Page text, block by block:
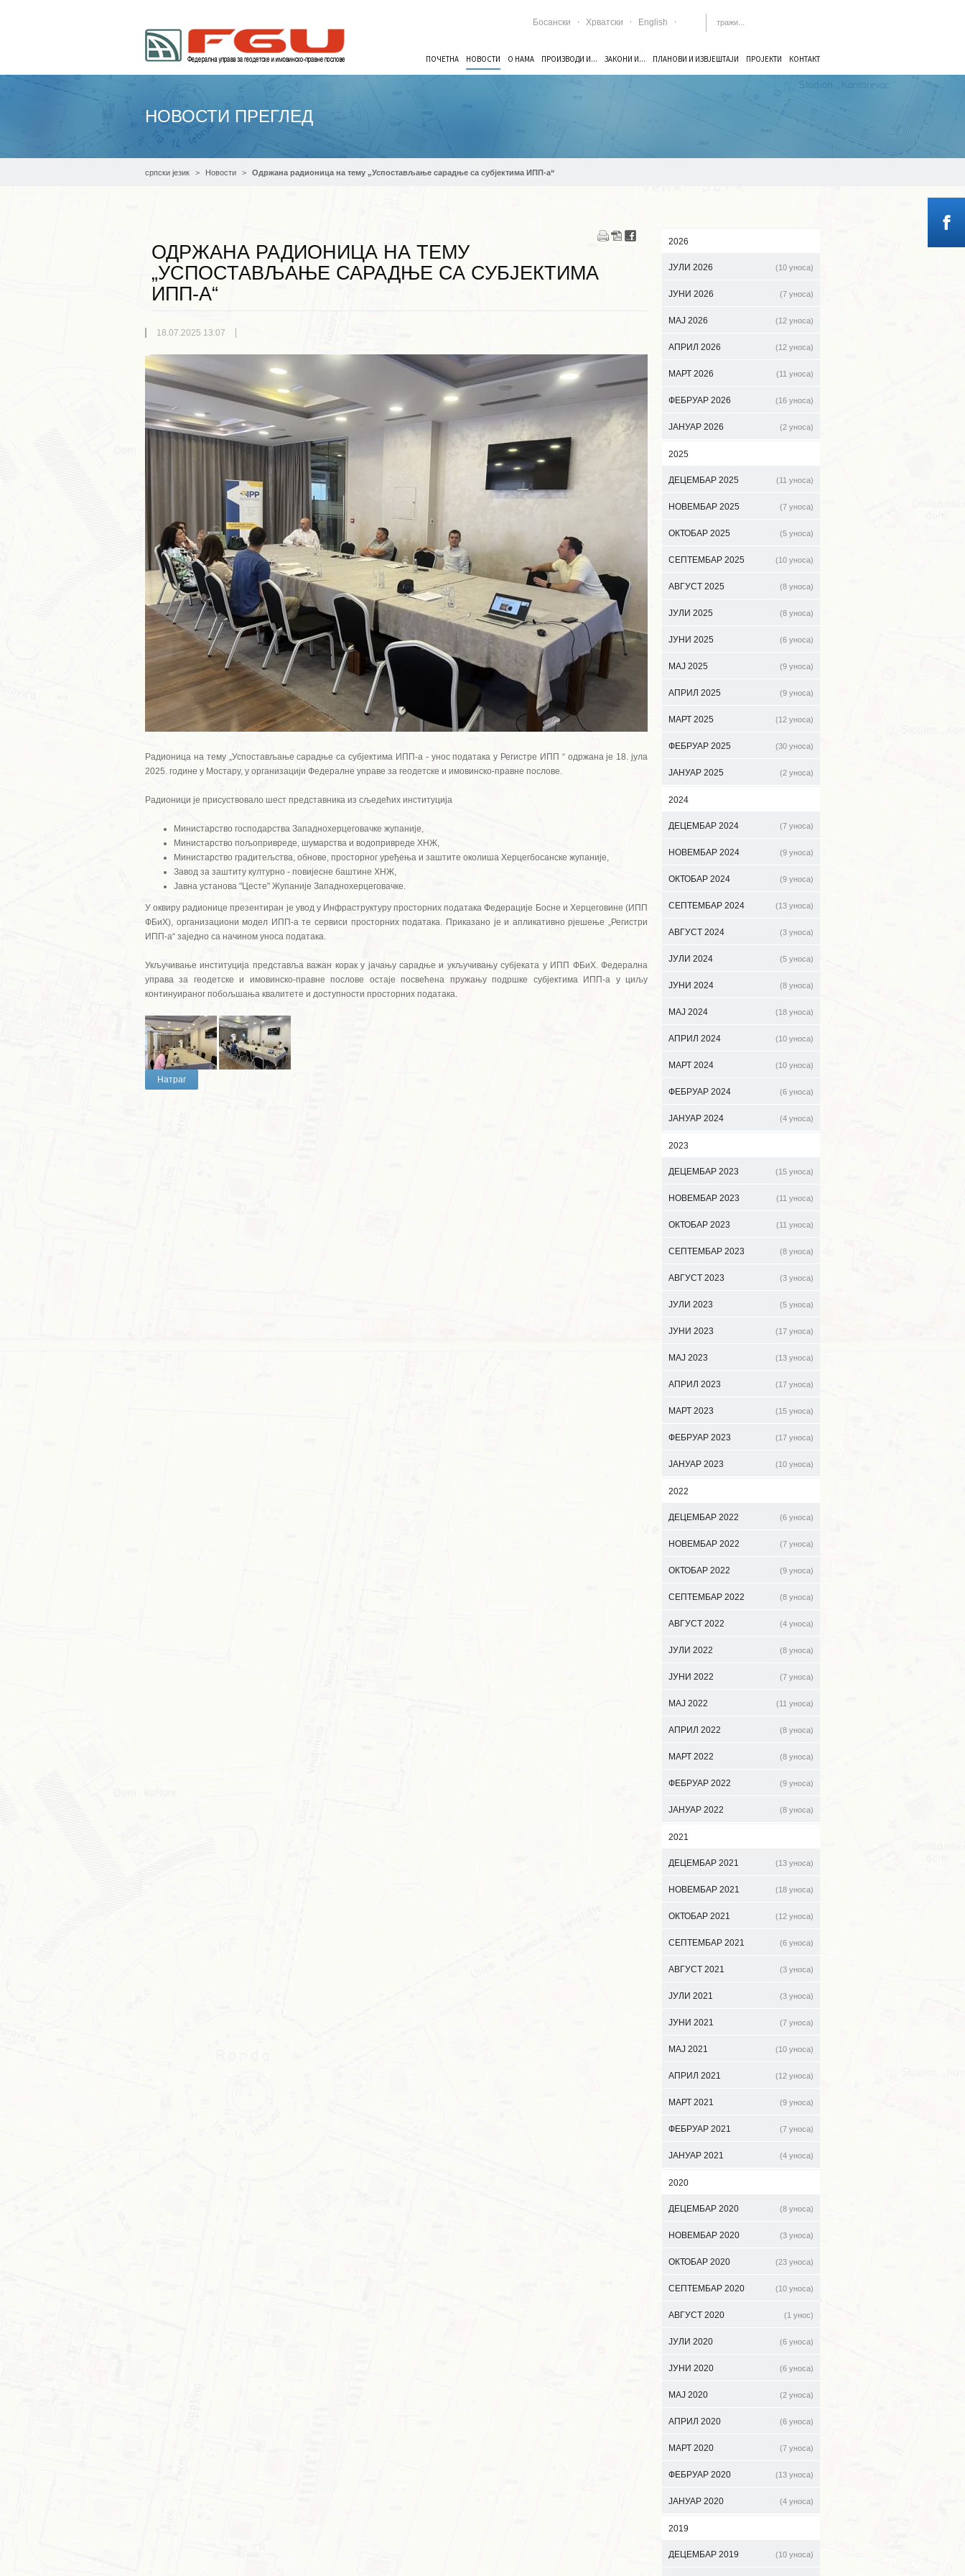
Босански Хрватски English
ПОЧЕТНА НОВОСТИ О НАМА ПРОИЗВОДИ И... ЗАКОНИ И... ПЛАНОВИ И ИЗВЈЕШТАЈИ ПРОЈЕКТИ КОНТАКТ
НОВОСТИ ПРЕГЛЕД
српски језик Новости Одржана радионица на тему „Успостављање сарадње са субјектима ИПП-а“
ОДРЖАНА РАДИОНИЦА НА ТЕМУ
„УСПОСТАВЉАЊЕ САРАДЊЕ СА СУБЈЕКТИМА
ИПП-А“
18.07.2025 13:07
Радионица на тему „Успостављање сарадње са субјектима ИПП-а - унос података у Регистре ИПП “ одржана је 18. јула
2025. године у Мостару, у организацији Федералне управе за геодетске и имовинско-правне послове.
Радионици је присуствовало шест представника из сљедећих институција
Министарство господарства Западнохерцеговачке жупаније,
Министарство пољопривреде, шумарства и водопривреде ХНЖ,
Министарство градитељства, обнове, просторног уређења и заштите околиша Херцегбосанске жупаније,
Завод за заштиту културно - повијесне баштине ХНЖ,
Јавна установа "Цесте" Жупаније Западнохерцеговачке.
У оквиру радионице презентиран је увод у Инфраструктуру просторних података Федерације Босне и Херцеговине (ИПП
ФБиХ), организациони модел ИПП-а те сервиси просторних података. Приказано је и апликативно рјешење „Регистри
ИПП-а“ заједно са начином уноса података.
Укључивање институција представља важан корак у јачању сарадње и укључивању субјеката у ИПП ФБиХ. Федерална
управа за геодетске и имовинско-правне послове остаје посвећена пружању подршке субјектима ИПП-а у циљу
континуираног побољшања квалитете и доступности просторних података.
Натраг
2026
ЈУЛИ 2026 (10 уноса)
ЈУНИ 2026 (7 уноса)
МАЈ 2026 (12 уноса)
АПРИЛ 2026 (12 уноса)
МАРТ 2026 (11 уноса)
ФЕБРУАР 2026 (16 уноса)
ЈАНУАР 2026 (2 уноса)
2025
ДЕЦЕМБАР 2025 (11 уноса)
НОВЕМБАР 2025 (7 уноса)
ОКТОБАР 2025 (5 уноса)
СЕПТЕМБАР 2025 (10 уноса)
АВГУСТ 2025 (8 уноса)
ЈУЛИ 2025 (8 уноса)
ЈУНИ 2025 (6 уноса)
МАЈ 2025 (9 уноса)
АПРИЛ 2025 (9 уноса)
МАРТ 2025 (12 уноса)
ФЕБРУАР 2025 (30 уноса)
ЈАНУАР 2025 (2 уноса)
2024
ДЕЦЕМБАР 2024 (7 уноса)
НОВЕМБАР 2024 (9 уноса)
ОКТОБАР 2024 (9 уноса)
СЕПТЕМБАР 2024 (13 уноса)
АВГУСТ 2024 (3 уноса)
ЈУЛИ 2024 (5 уноса)
ЈУНИ 2024 (8 уноса)
МАЈ 2024 (18 уноса)
АПРИЛ 2024 (10 уноса)
МАРТ 2024 (10 уноса)
ФЕБРУАР 2024 (6 уноса)
ЈАНУАР 2024 (4 уноса)
2023
ДЕЦЕМБАР 2023 (15 уноса)
НОВЕМБАР 2023 (11 уноса)
ОКТОБАР 2023 (11 уноса)
СЕПТЕМБАР 2023 (8 уноса)
АВГУСТ 2023 (3 уноса)
ЈУЛИ 2023 (5 уноса)
ЈУНИ 2023 (17 уноса)
МАЈ 2023 (13 уноса)
АПРИЛ 2023 (17 уноса)
МАРТ 2023 (15 уноса)
ФЕБРУАР 2023 (17 уноса)
ЈАНУАР 2023 (10 уноса)
2022
ДЕЦЕМБАР 2022 (6 уноса)
НОВЕМБАР 2022 (7 уноса)
ОКТОБАР 2022 (9 уноса)
СЕПТЕМБАР 2022 (8 уноса)
АВГУСТ 2022 (4 уноса)
ЈУЛИ 2022 (8 уноса)
ЈУНИ 2022 (7 уноса)
МАЈ 2022 (11 уноса)
АПРИЛ 2022 (8 уноса)
МАРТ 2022 (8 уноса)
ФЕБРУАР 2022 (9 уноса)
ЈАНУАР 2022 (8 уноса)
2021
ДЕЦЕМБАР 2021 (13 уноса)
НОВЕМБАР 2021 (18 уноса)
ОКТОБАР 2021 (12 уноса)
СЕПТЕМБАР 2021 (6 уноса)
АВГУСТ 2021 (3 уноса)
ЈУЛИ 2021 (3 уноса)
ЈУНИ 2021 (7 уноса)
МАЈ 2021 (10 уноса)
АПРИЛ 2021 (12 уноса)
МАРТ 2021 (9 уноса)
ФЕБРУАР 2021 (7 уноса)
ЈАНУАР 2021 (4 уноса)
2020
ДЕЦЕМБАР 2020 (8 уноса)
НОВЕМБАР 2020 (3 уноса)
ОКТОБАР 2020 (23 уноса)
СЕПТЕМБАР 2020 (10 уноса)
АВГУСТ 2020 (1 унос)
ЈУЛИ 2020 (6 уноса)
ЈУНИ 2020 (6 уноса)
МАЈ 2020 (2 уноса)
АПРИЛ 2020 (6 уноса)
МАРТ 2020 (7 уноса)
ФЕБРУАР 2020 (13 уноса)
ЈАНУАР 2020 (4 уноса)
2019
ДЕЦЕМБАР 2019 (10 уноса)